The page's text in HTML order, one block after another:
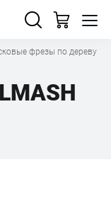
фрезы по дереву